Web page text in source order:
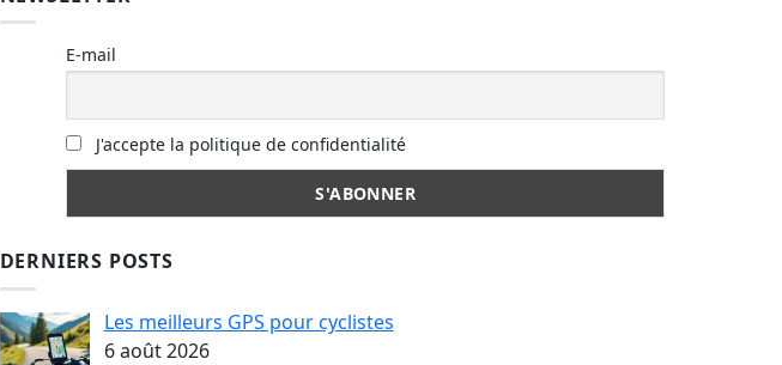
E-mail
J'accepte la politique de confidentialité
DERNIERS POSTS
Les meilleurs GPS pour cyclistes
6 août 2026